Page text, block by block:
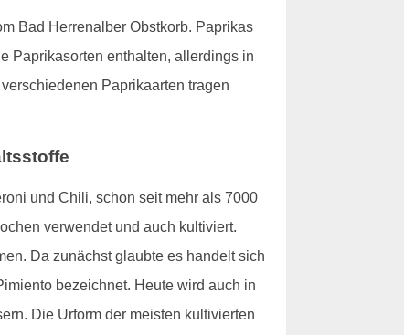
Bad Herrenalber Obstkorb. Paprikas
Paprikasorten enthalten, allerdings in
Paprikaarten tragen
und Chili, schon seit mehr als 7000
verwendet und auch kultiviert.
Da zunächst glaubte es handelt sich
bezeichnet. Heute wird auch in
Die Urform der meisten kultivierten